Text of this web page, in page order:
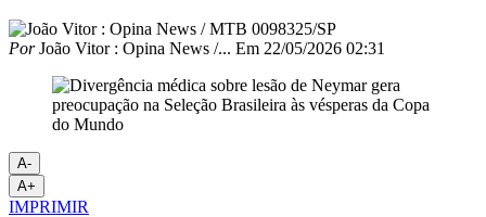
PorJoão Vitor : Opina News /... Em 22/05/2026 02:31
A-
A+
IMPRIMIR